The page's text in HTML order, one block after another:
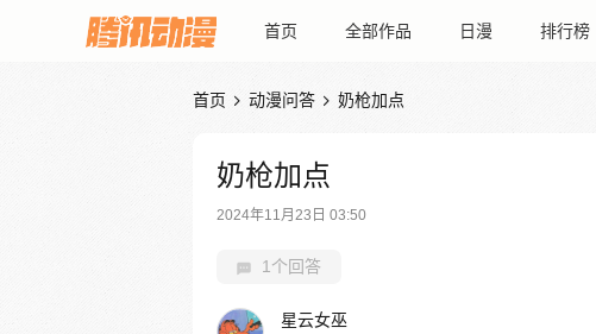
首页 全部作品 日漫 排行榜
首页  动漫问答  奶枪加点
奶枪加点
2024年11月23日 03:50
1个回答
星云女巫